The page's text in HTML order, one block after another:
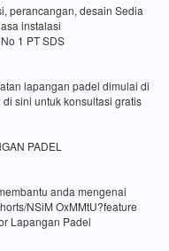
perancangan, desain Sedia
instalasi
1 PT SDS
lapangan padel dimulai di
sini untuk konsultasi gratis
PADEL
anda mengenai
NSiM OxMMtU?feature
Lapangan Padel